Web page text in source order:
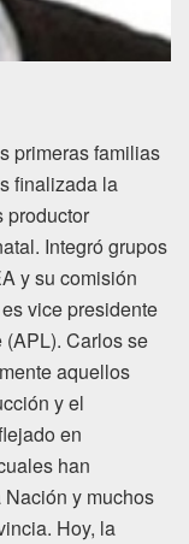
primeras familias
finalizada la
productor
Integró grupos
y su comisión
vice presidente
Carlos se
aquellos
y el
en
han
y muchos
Hoy, la